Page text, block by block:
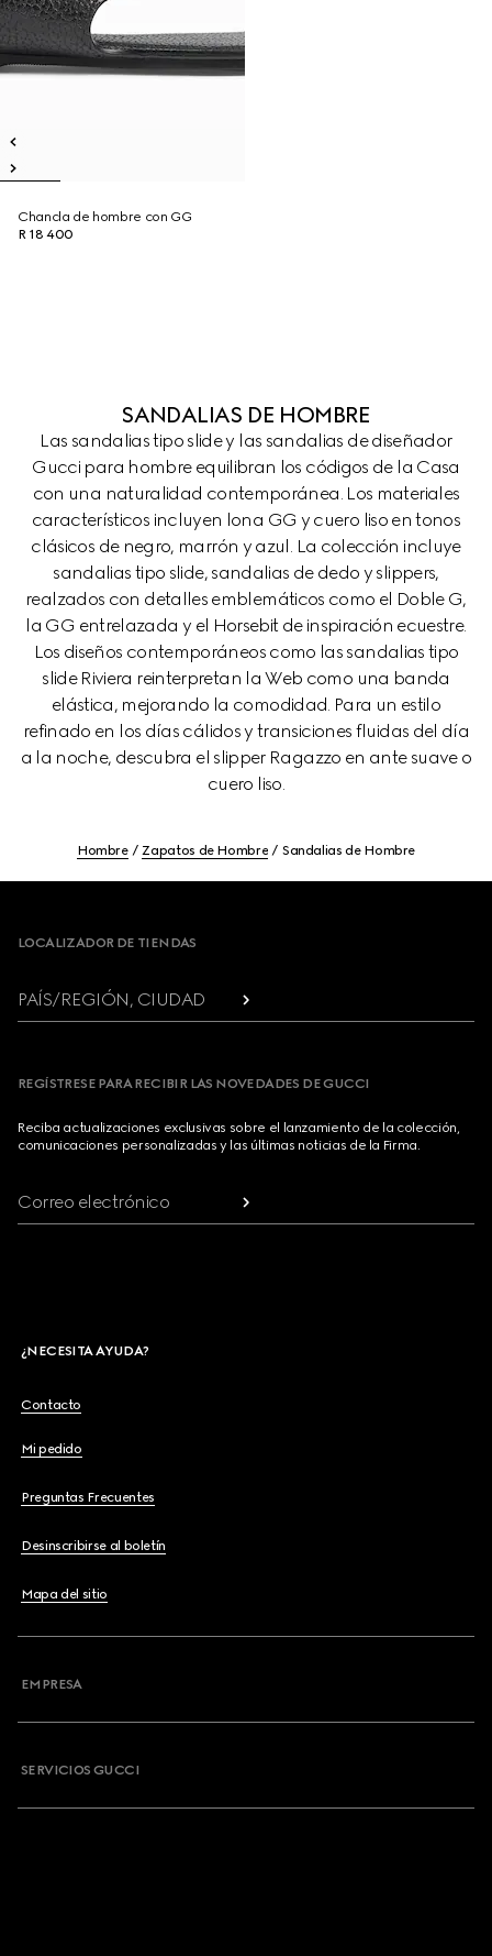
Chancla de hombre con GG
R 18 400
SANDALIAS DE HOMBRE
Las sandalias tipo slide y las sandalias de diseñador
Gucci para hombre equilibran los códigos de la Casa
con una naturalidad contemporánea. Los materiales
característicos incluyen lona GG y cuero liso en tonos
clásicos de negro, marrón y azul. La colección incluye
sandalias tipo slide, sandalias de dedo y slippers,
realzados con detalles emblemáticos como el Doble G,
la GG entrelazada y el Horsebit de inspiración ecuestre.
Los diseños contemporáneos como las sandalias tipo
slide Riviera reinterpretan la Web como una banda
elástica, mejorando la comodidad. Para un estilo
refinado en los días cálidos y transiciones fluidas del día
a la noche, descubra el slipper Ragazzo en ante suave o
cuero liso.
Hombre Zapatos de Hombre Sandalias de Hombre
LOCALIZADOR DE TIENDAS
PAÍS/REGIÓN, CIUDAD
REGÍSTRESE PARA RECIBIR LAS NOVEDADES DE GUCCI
Reciba actualizaciones exclusivas sobre el lanzamiento de la colección,
comunicaciones personalizadas y las últimas noticias de la Firma.
Correo electrónico
¿NECESITA AYUDA?
Contacto
Mi pedido
Preguntas Frecuentes
Desinscribirse al boletín
Mapa del sitio
EMPRESA
SERVICIOS GUCCI